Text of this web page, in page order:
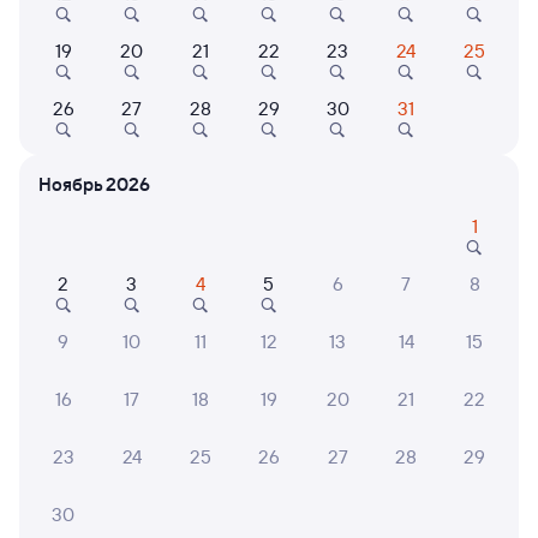
6 причин купить ж/д билеты
Онлайн-покупка за 4 минуты
Подробные ответы на вопросы о поездке или
8,0
Отель
Отель Ангара-
Приоритет
Отель
Премиум-отель
ПушкинЪ
19 20 21 22 23 24 25
26 27 28 29 30 31
Ноябрь 2026
1
2 3 4 5 6 7 8
9 10 11 12 13 14 15
16 17 18 19 20 21 22
23 24 25 26 27 28 29
30